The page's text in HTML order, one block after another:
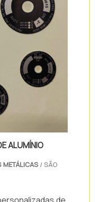
ALUMÍNIO
METÁLICAS / SÃO